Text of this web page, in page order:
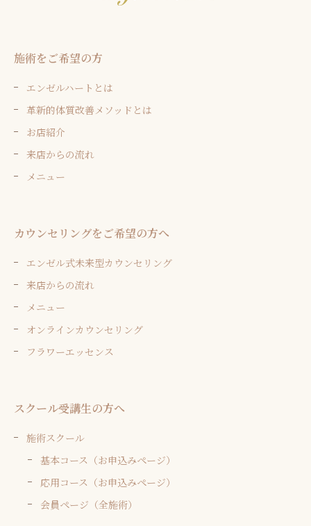
施術をご希望の方
エンゼルハートとは
革新的体質改善メソッドとは
お店紹介
来店からの流れ
メニュー
カウンセリングをご希望の方へ
エンゼル式未来型カウンセリング
来店からの流れ
メニュー
オンラインカウンセリング
フラワーエッセンス
スクール受講生の方へ
施術スクール
基本コース（お申込みページ）
応用コース（お申込みページ）
会員ページ（全施術）